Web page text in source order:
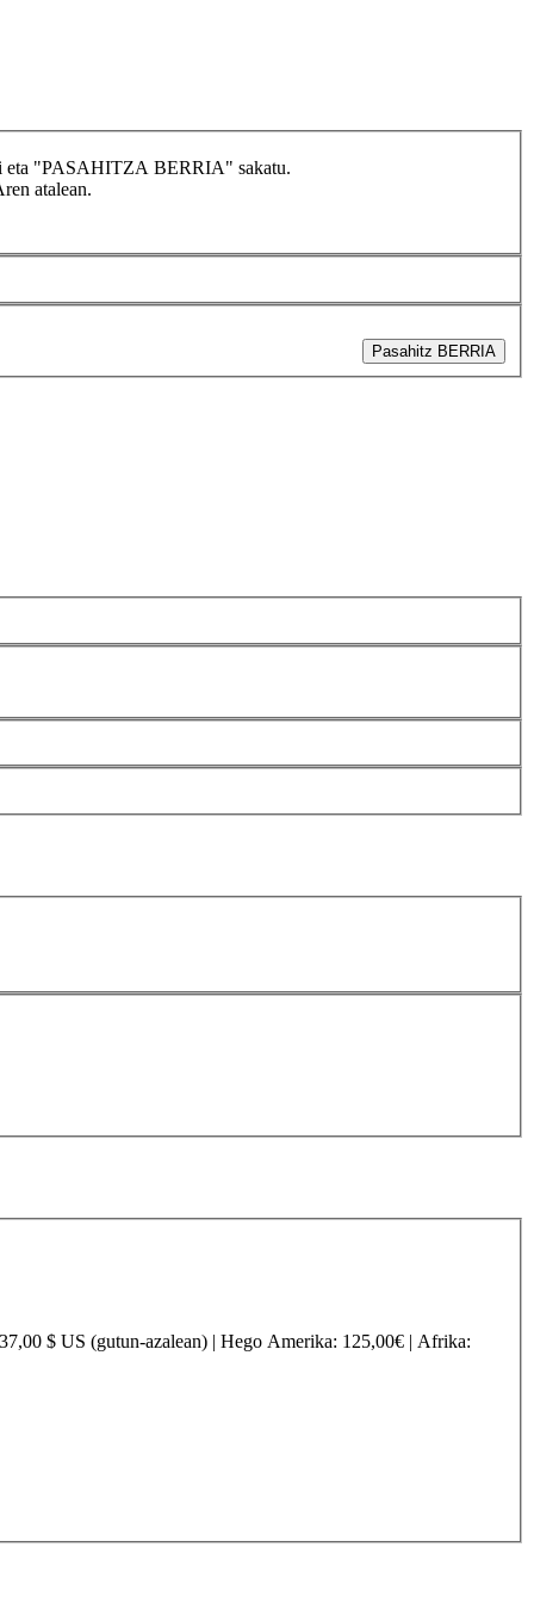
eta "PASAHITZA BERRIA" sakatu.
atalean.
Pasahitz BERRIA
$ US (gutun-azalean) | Hego Amerika: 125,00€ | Afrika: